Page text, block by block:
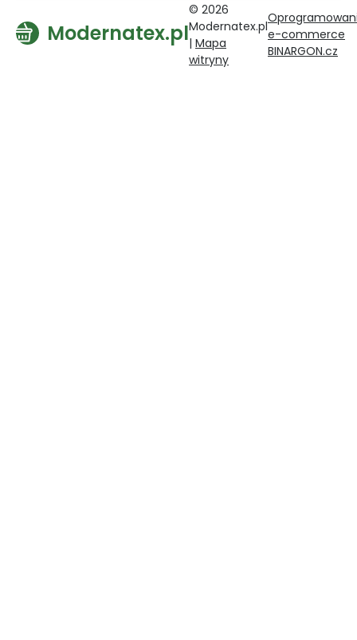
Modernatex.pl
© 2026
Modernatex.pl
| Mapa
witryny
e-commerce
BINARGON.cz